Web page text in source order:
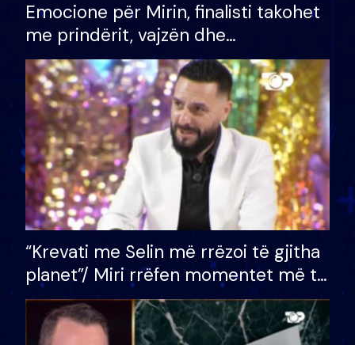
Emocione për Mirin, finalisti takohet
me prindërit, vajzën dhe
bashkëshorten: S’kemi ndonjë letër
divorci apo jo?
“Krevati me Selin më rrëzoi të gjitha
planet”/ Miri rrëfen momentet më të
bukura në shtëpinë e BB VIP: Do më
mungojë zilja e mëngjesit kur…